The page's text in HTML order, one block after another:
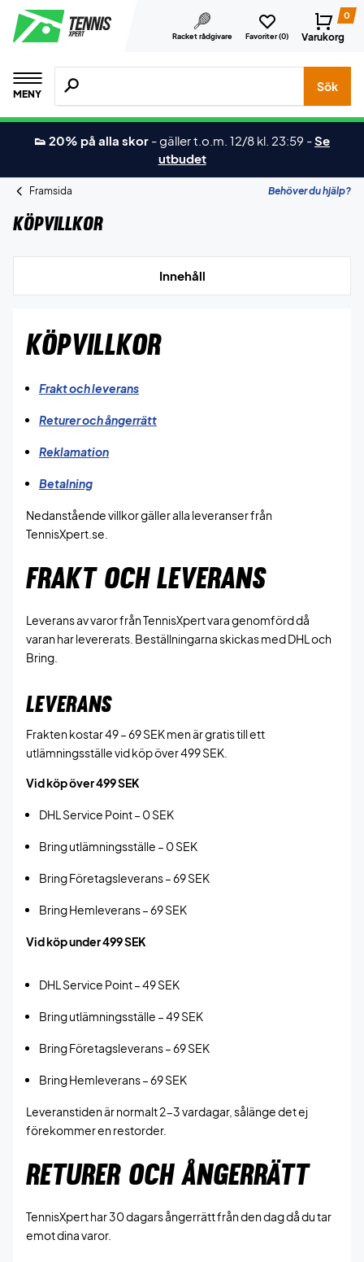
Racket rådgivare Favoriter (0)
0
Varukorg
MENY
Sök efter produkter, märken osv.
Sök
👟 20% på alla skor -gäller t.o.m. 12/8 kl. 23:59 -Se
utbudet
Framsida Behöver du hjälp?
Köpvillkor
Innehåll
KÖPVILLKOR
Frakt och leverans
Returer och ångerrätt
Reklamation
Betalning
Nedanstående villkor gäller alla leveranser från
TennisXpert.se.
FRAKT OCH LEVERANS
Leverans av varor från TennisXpert vara genomförd då
varan har levererats. Beställningarna skickas med DHL och
Bring.
LEVERANS
Frakten kostar 49 – 69 SEK men är gratis till ett
utlämningsställe vid köp över 499 SEK.
Vid köp över 499 SEK
DHL Service Point – 0 SEK
Bring utlämningsställe – 0 SEK
Bring Företagsleverans – 69 SEK
Bring Hemleverans – 69 SEK
Vid köp under 499 SEK
DHL Service Point – 49 SEK
Bring utlämningsställe – 49 SEK
Bring Företagsleverans – 69 SEK
Bring Hemleverans – 69 SEK
Leveranstiden är normalt 2-3 vardagar, sålänge det ej
förekommer en restorder.
RETURER OCH ÅNGERRÄTT
TennisXpert har 30 dagars ångerrätt från den dag då du tar
emot dina varor.